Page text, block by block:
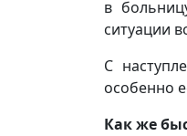
в
ситуации
С
особенно
Как же